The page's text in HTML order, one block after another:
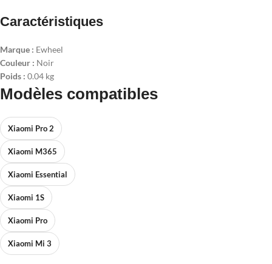
Caractéristiques
Marque : Ewheel
Couleur : Noir
Poids : 0.04 kg
Modèles compatibles
Xiaomi Pro 2
Xiaomi M365
Xiaomi Essential
Xiaomi 1S
Xiaomi Pro
Xiaomi Mi 3